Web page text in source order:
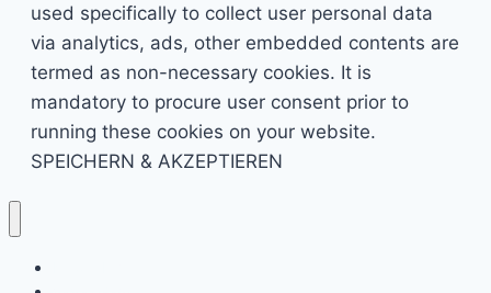
used specifically to collect user personal data
via analytics, ads, other embedded contents are
termed as non-necessary cookies. It is
mandatory to procure user consent prior to
running these cookies on your website.
SPEICHERN & AKZEPTIEREN